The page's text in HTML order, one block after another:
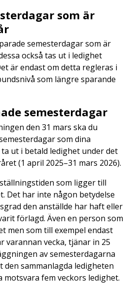
som är
semesterdagar som är
också tas ut i ledighet
är endast om detta regleras i
som längre sparande
semesterdagar
den 31 mars ska du
som dina
ut i betald ledighet under det
(1 april 2025–31 mars 2026).
som ligger till
Det har inte någon betydelse
den anställde har haft eller
förlagd. Även en person som
men som till exempel endast
varannan vecka, tjänar in 25
av semesterdagarna
den sammanlagda ledigheten
motsvara fem veckors ledighet.